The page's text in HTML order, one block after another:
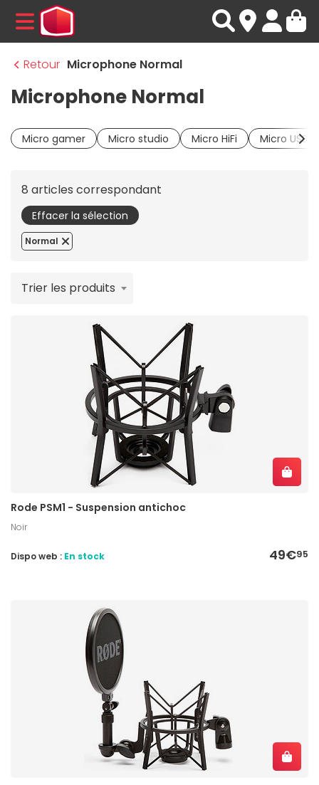
MENU
Retour Microphone Normal
Microphone Normal
Micro gamer Micro studio Micro HiFi Micro USB
8 articles correspondant
Effacer la sélection
Normal
Trier les produits
Rode PSM1 - Suspension antichoc
Noir
49€95
Dispo web : En stock